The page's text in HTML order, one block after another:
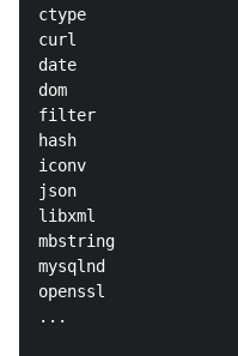
ctype
curl
date
dom
filter
hash
iconv
json
libxml
mbstring
mysqlnd
openssl
...